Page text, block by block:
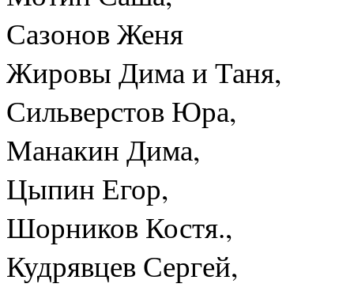
Сазонов Женя
Жировы Дима и Таня,
Сильверстов Юра,
Манакин Дима,
Цыпин Егор,
Шорников Костя.,
Кудрявцев Сергей,